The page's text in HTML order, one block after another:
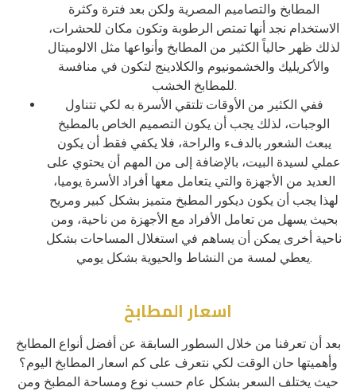
المطابخ والتصاميم المصرية ولكن بعد فترة وكثرة
الاستخدام نجد أنها تمتص الرطوبة وتكون مكان للحشرات،
لذلك ظهر حالياً الكثير من المطابخ وأنواعها مثل الالوميتال
والأكريليك والخشمونيوم والكلادينج لتكون في منافسة
للمطابخ الخشب.
ففي الكثير من الأوقات تلتقي الأسرة به لكي تتناول
الوجبات، لذلك يجب أن يكون التصميم الخاص بالمطبخ
يبعث الشعور بالدفء والراحة، فلا يكفي فقط أن يكون
عملي لسيدة البيت، بالإضافة إلى من المهم أن يحتوي على
العديد من الأجهزة والتي يتعامل معها أفراد الأسرة يوميا،
لهذا يجب أن يكون ديكور المطبخ متميز بشكل كبير ومريح
بحيث يسهل من تعامل الأفراد مع الأجهزة من ناحية، ومن
ناحية أخرى يمكن أن يساهم في استغلال المساحات بشكل
يعطي لمسة من النشاط والحيوية بشكل يومي.
اسعار المطابخ
بعد أن تعرفنا من خلال السطور السابقة عن أفضل أنواع المطابخ
وأهميتها حان الوقت لكي نتعرف على كم اسعار المطابخ اليوم؟
حيث يختلف السعر بشكل عام حسب نوع ومساحة المطبخ ومن